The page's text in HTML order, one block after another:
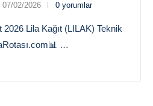
07/02/2026 0 yorumlar
2026 Lila Kağıt (LILAK) Teknik
…